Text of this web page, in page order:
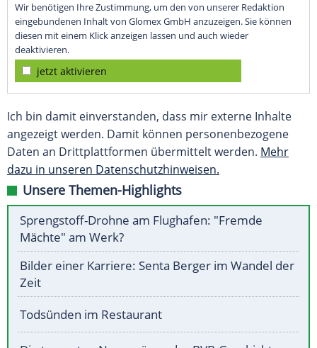
Wir benötigen Ihre Zustimmung, um den von unserer Redaktion
eingebundenen Inhalt von Glomex GmbH anzuzeigen. Sie können
diesen mit einem Klick anzeigen lassen und auch wieder
deaktivieren.
jetzt aktivieren
Ich bin damit einverstanden, dass mir externe Inhalte
angezeigt werden. Damit können personenbezogene
Daten an Drittplattformen übermittelt werden. Mehr
dazu in unseren Datenschutzhinweisen.
Unsere Themen-Highlights
Sprengstoff-Drohne am Flughafen: "Fremde
Mächte" am Werk?
Bilder einer Karriere: Senta Berger im Wandel der
Zeit
Todsünden im Restaurant